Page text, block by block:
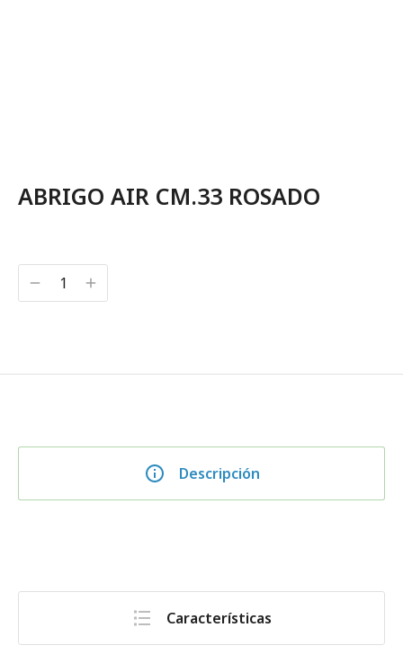
ABRIGO AIR CM.33 ROSADO
Descripción
Características